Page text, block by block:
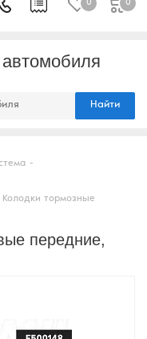
0 0
Найти
-
Колодки тормозные
передние,